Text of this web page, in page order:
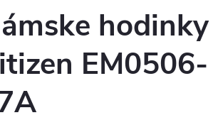
hodinky
EM0506-